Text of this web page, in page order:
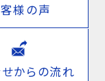
様の声
からの流れ